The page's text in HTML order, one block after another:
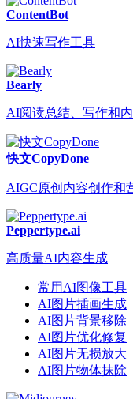
ContentBot
AI快速写作工具
Bearly
AI阅读总结、写作和
快文CopyDone
AIGC原创内容创作和
Peppertype.ai
高质量AI内容生成
常用AI图像工具
AI图片插画生成
AI图片背景移除
AI图片优化修复
AI图片无损放大
AI图片物体抹除